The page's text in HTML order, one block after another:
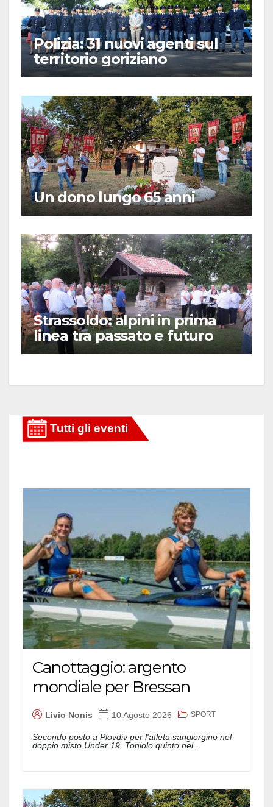
Polizia: 31 nuovi agenti sul
territorio goriziano
Un dono lungo 65 anni
Strassoldo: alpini in prima
linea tra passato e futuro
Canottaggio: argento
mondiale per Bressan
Livio Nonis 10 Agosto 2026 SPORT
Secondo posto a Plovdiv per l'atleta sangiorgino nel
doppio misto Under 19. Toniolo quinto nel...